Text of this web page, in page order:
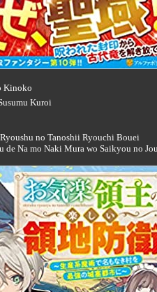
Kinoko
Kuroi
no Tanoshii Ryouchi Bouei
de Na mo Naki Mura wo Saikyou no